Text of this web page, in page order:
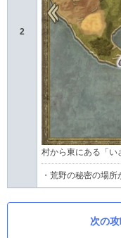
2
村から東にある「い
・荒野の秘密の場所
次の